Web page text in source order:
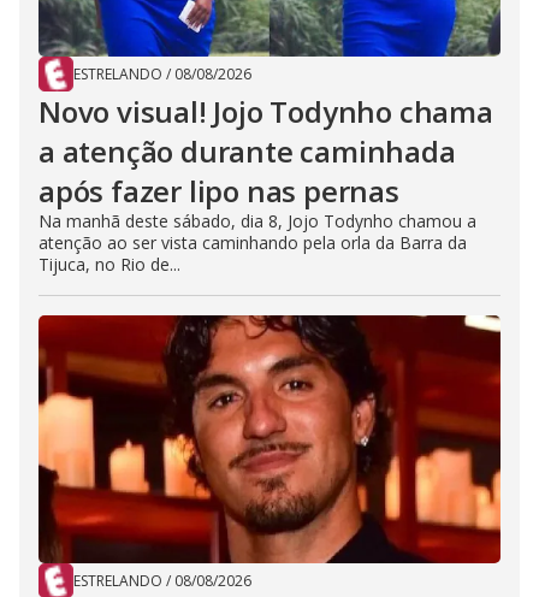
ESTRELANDO / 08/08/2026
Novo visual! Jojo Todynho chama
a atenção durante caminhada
após fazer lipo nas pernas
Na manhã deste sábado, dia 8, Jojo Todynho chamou a
atenção ao ser vista caminhando pela orla da Barra da
Tijuca, no Rio de...
ESTRELANDO / 08/08/2026